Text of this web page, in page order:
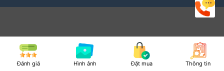
Đánh giá Hình ảnh Đặt mua Thông tin